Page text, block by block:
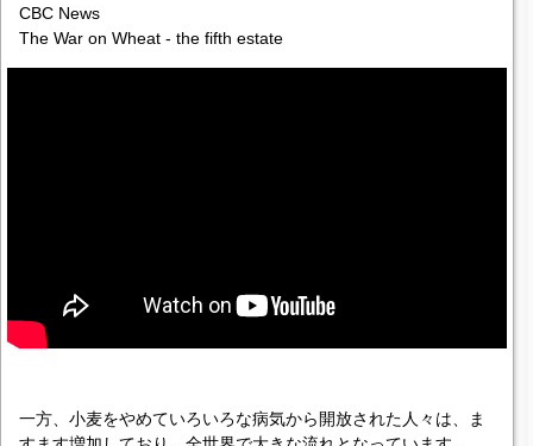
CBC News
The War on Wheat - the fifth estate
一方、小麦をやめていろいろな病気から開放された人々は、ま